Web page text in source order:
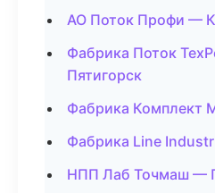
АО Поток Профи —
Фабрика Поток
Пятигорск
Фабрика Комплект
Фабрика Line
НПП Лаб Точмаш —